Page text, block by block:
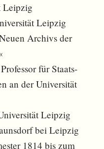
Leipzig
Leipzig
Archivs der
für Staats-
an der Universität
Leipzig
bei Leipzig
1814 bis zum